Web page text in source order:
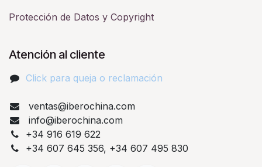
Protección de Datos y Copyright
Atención al cliente
Click para queja o reclamación​
ventas@iberochina.com
info@iberochina.com
+34 916 619 622
+34 607 645 356, +34 607 495 830